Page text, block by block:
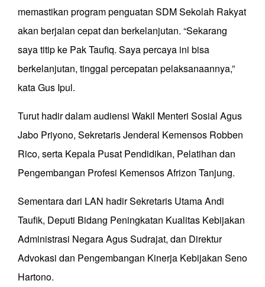
memastikan program penguatan SDM Sekolah Rakyat
akan berjalan cepat dan berkelanjutan. “Sekarang
saya titip ke Pak Taufiq. Saya percaya ini bisa
berkelanjutan, tinggal percepatan pelaksanaannya,”
kata Gus Ipul.
Turut hadir dalam audiensi Wakil Menteri Sosial Agus
Jabo Priyono, Sekretaris Jenderal Kemensos Robben
Rico, serta Kepala Pusat Pendidikan, Pelatihan dan
Pengembangan Profesi Kemensos Afrizon Tanjung.
Sementara dari LAN hadir Sekretaris Utama Andi
Taufik, Deputi Bidang Peningkatan Kualitas Kebijakan
Administrasi Negara Agus Sudrajat, dan Direktur
Advokasi dan Pengembangan Kinerja Kebijakan Seno
Hartono.